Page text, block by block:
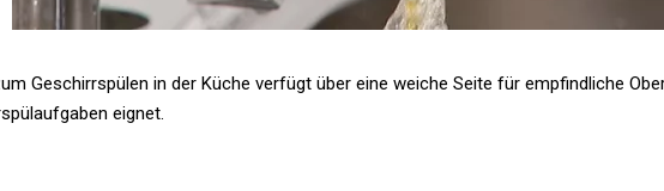
Geschirrspülen in der Küche verfügt über eine weiche Seite für empfindliche
eignet.